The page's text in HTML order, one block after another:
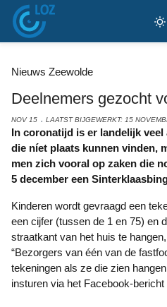
Nieuws Zeewolde
Deelnemers gezocht
NOV 15 LAATST BIJGEWERKT: 15
In coronatijd is er landelijk veel aandacht voor activiteiten
die níet plaats kunnen vinden,
men zich vooral op zaken die
5 december een
Kinderen wordt gevraagd een tekening te maken met daarop
een cijfer (tussen de 1 en 75) en
straatkant van het huis te
“Bezorgers van één van de
tekeningen als ze die zien
insturen via het Facebook-